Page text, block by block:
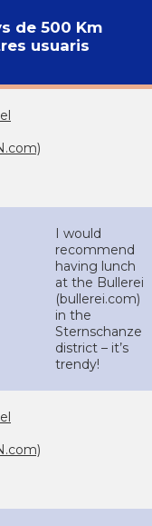
de 500 Km
usuaris
I would
recommend
having lunch
at the Bullerei
(bullerei.com)
in the
Sternschanze
district – it’s
trendy!